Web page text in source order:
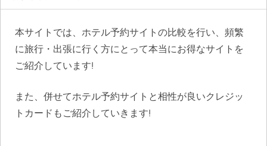
本サイトでは、ホテル予約サイトの比較を行い、頻繁
に旅行・出張に行く方にとって本当にお得なサイトを
ご紹介しています!
また、併せてホテル予約サイトと相性が良いクレジッ
トカードもご紹介していきます!